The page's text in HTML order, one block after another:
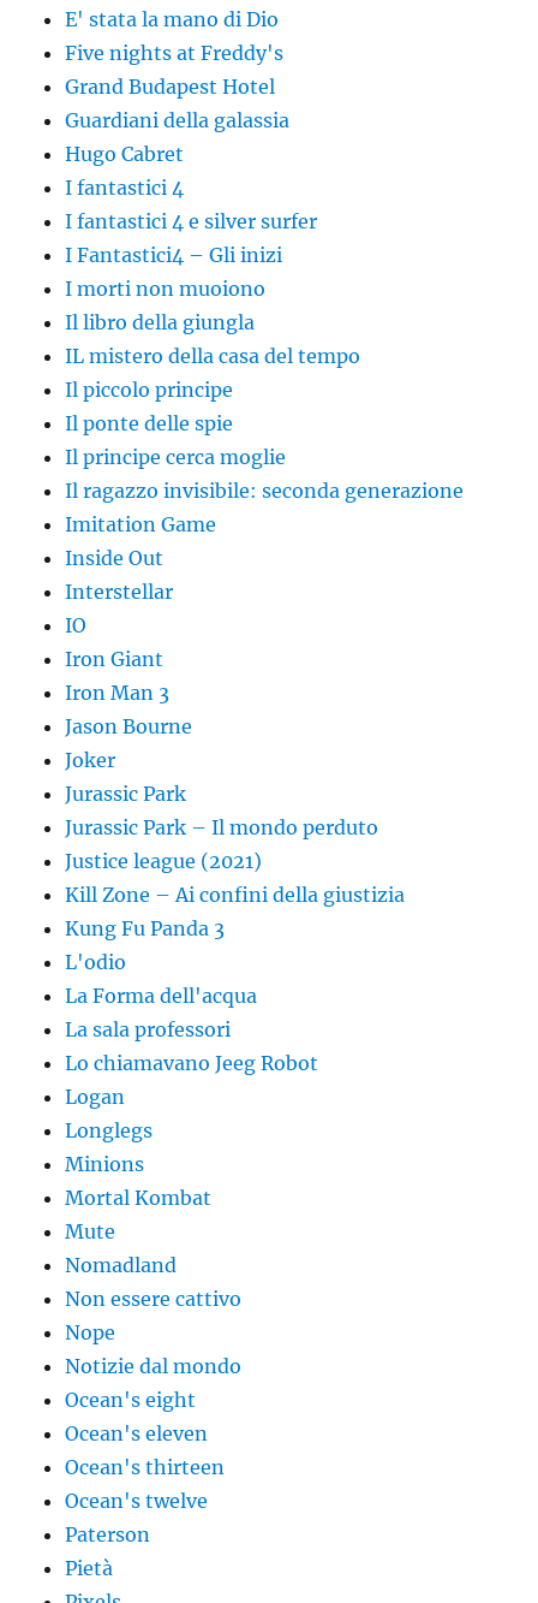
E' stata la mano di Dio
Five nights at Freddy's
Grand Budapest Hotel
Guardiani della galassia
Hugo Cabret
I fantastici 4
I fantastici 4 e silver surfer
I Fantastici4 – Gli inizi
I morti non muoiono
Il libro della giungla
IL mistero della casa del tempo
Il piccolo principe
Il ponte delle spie
Il principe cerca moglie
Il ragazzo invisibile: seconda generazione
Imitation Game
Inside Out
Interstellar
IO
Iron Giant
Iron Man 3
Jason Bourne
Joker
Jurassic Park
Jurassic Park – Il mondo perduto
Justice league (2021)
Kill Zone – Ai confini della giustizia
Kung Fu Panda 3
L'odio
La Forma dell'acqua
La sala professori
Lo chiamavano Jeeg Robot
Logan
Longlegs
Minions
Mortal Kombat
Mute
Nomadland
Non essere cattivo
Nope
Notizie dal mondo
Ocean's eight
Ocean's eleven
Ocean's thirteen
Ocean's twelve
Paterson
Pietà